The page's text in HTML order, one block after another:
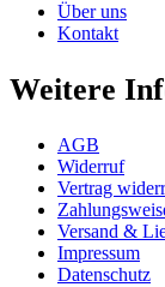
Über uns
Kontakt
Weitere
AGB
Widerruf
Vertrag
Versand &
Impressum
Datenschutz